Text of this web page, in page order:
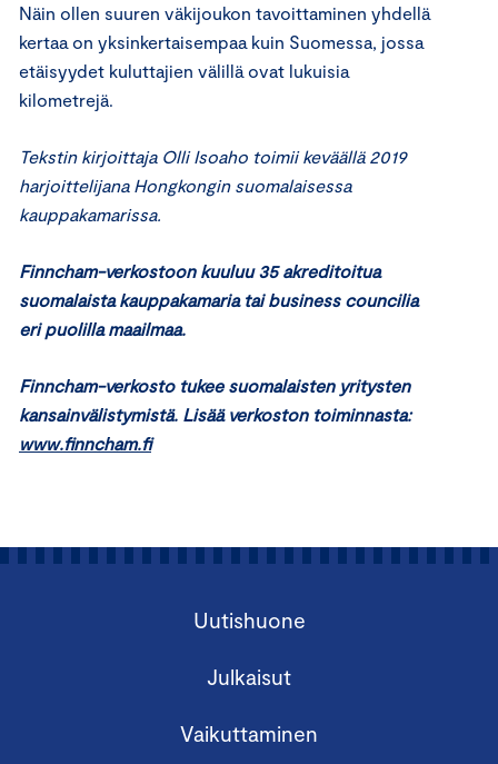
Näin ollen suuren väkijoukon tavoittaminen yhdellä
kertaa on yksinkertaisempaa kuin Suomessa, jossa
etäisyydet kuluttajien välillä ovat lukuisia
kilometrejä.
Tekstin kirjoittaja Olli Isoaho toimii keväällä 2019
harjoittelijana Hongkongin suomalaisessa
kauppakamarissa.
Finncham-verkostoon kuuluu 35 akreditoitua
suomalaista kauppakamaria tai business councilia
eri puolilla maailmaa.
Finncham-verkosto tukee suomalaisten yritysten
kansainvälistymistä. Lisää verkoston toiminnasta:
www.finncham.fi
Uutishuone
Julkaisut
Vaikuttaminen